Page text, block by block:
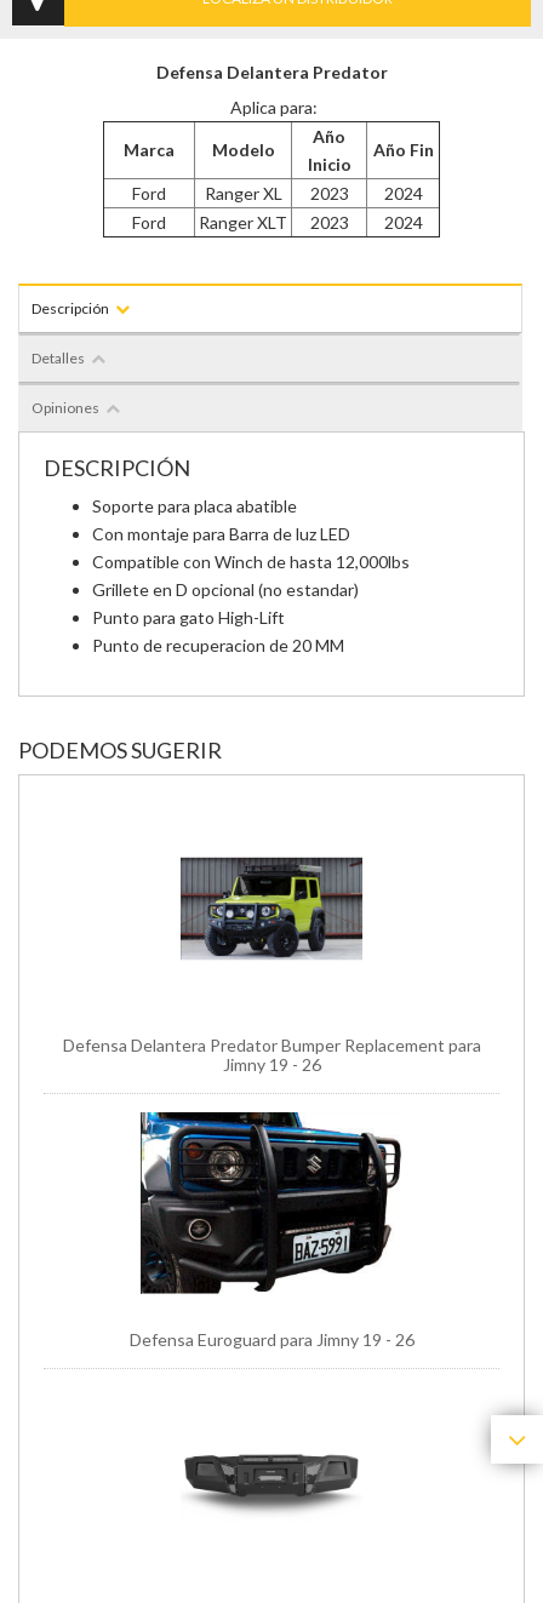
Defensa Delantera Predator
Aplica para:
Marca Modelo
Año
Inicio
Año Fin
Ford Ranger XL 2023
2024
Ford
Ranger XLT 2023 2024
Descripción
Detalles
Opiniones
DESCRIPCIÓN
Soporte para placa abatible
Con montaje para Barra de luz LED
Compatible con Winch de hasta 12,000lbs
Grillete en D opcional (no estandar)
Punto para gato High-Lift
Punto de recuperacion de 20 MM
PODEMOS SUGERIR
Defensa Delantera Predator Bumper Replacement para
Jimny 19 - 26
Defensa Euroguard para Jimny 19 - 26